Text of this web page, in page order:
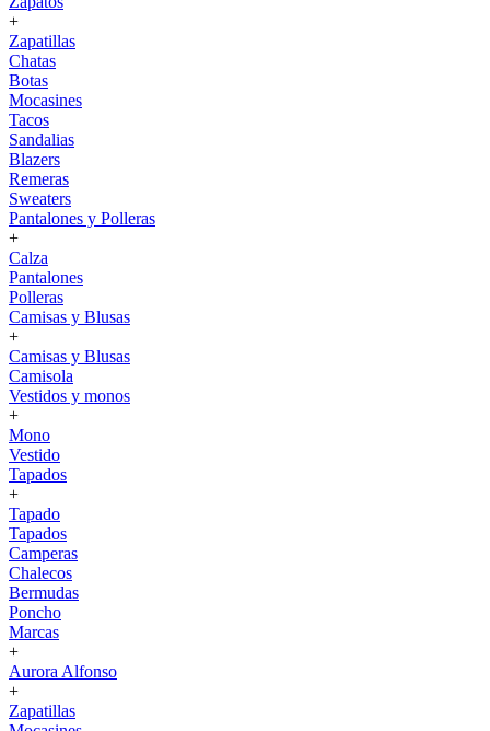
+
Zapatillas
Chatas
Botas
Mocasines
Tacos
Sandalias
Blazers
Remeras
Sweaters
Pantalones y Polleras
+
Calza
Pantalones
Polleras
Camisas y Blusas
+
Camisas y Blusas
Camisola
Vestidos y monos
+
Mono
Vestido
Tapados
+
Tapado
Tapados
Camperas
Chalecos
Bermudas
Poncho
Marcas
+
Aurora Alfonso
+
Zapatillas